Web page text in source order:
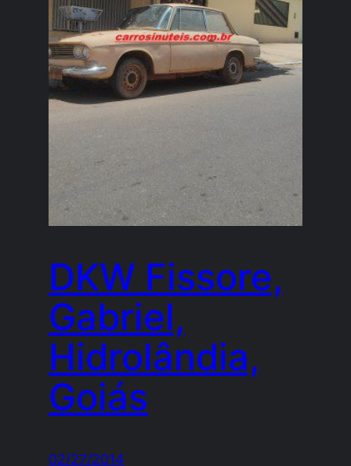
DKW Fissore,
Gabriel,
Hidrolândia,
Goiás
02/27/2014